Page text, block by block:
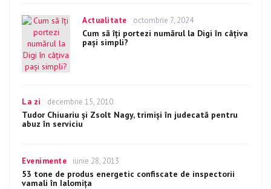
Categories
Actualitate
Posted
on
octombrie 7, 2024
Cum să îți portezi numărul la Digi în câțiva
pași simpli?
Categories
La zi
Posted
on
decembrie 15, 2010
Tudor Chiuariu şi Zsolt Nagy, trimişi în judecată pentru
abuz în serviciu
Categories
Evenimente
Posted
on
iunie 28, 2013
53 tone de produs energetic confiscate de inspectorii
vamali în Ialomița